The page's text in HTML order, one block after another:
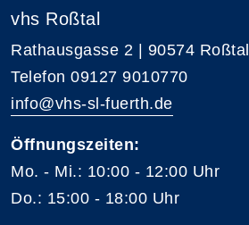
vhs Roßtal
Rathausgasse 2 | 90574 Roßtal
Telefon 09127 9010770
info@vhs-sl-fuerth.de
Öffnungszeiten:
Mo. - Mi.: 10:00 - 12:00 Uhr
Do.: 15:00 - 18:00 Uhr